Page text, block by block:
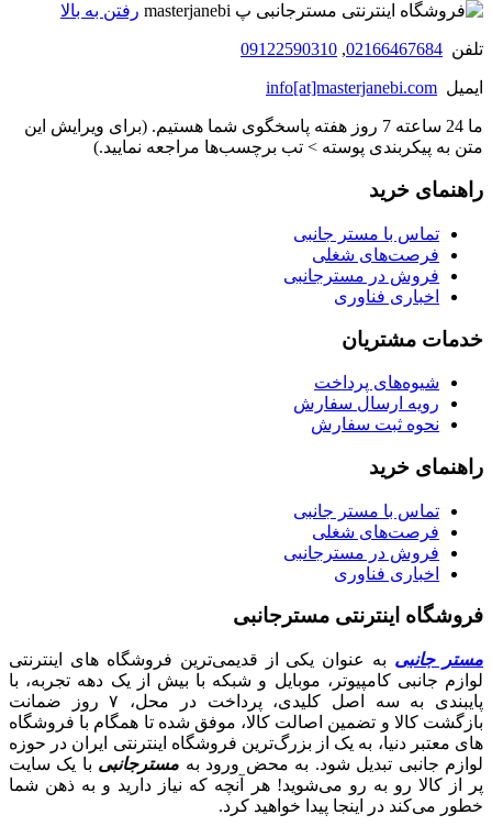
رفتن به بالا
تلفن 02166467684
,
09122590310
ایمیل info[at]masterjanebi.com
ما 24 ساعته 7 روز هفته پاسخگوی شما هستیم. (برای ویرایش این
متن به پیکربندی پوسته > تب برچسب‌ها مراجعه نمایید.)
راهنمای خرید
تماس با مستر جانبی
فرصت‌های شغلی
فروش در مسترجانبی
اخباری فناوری
خدمات مشتریان
شیوه‌های پرداخت
رویه ارسال سفارش
نحوه ثبت سفارش
راهنمای خرید
تماس با مستر جانبی
فرصت‌های شغلی
فروش در مسترجانبی
اخباری فناوری
فروشگاه اینترنتی مسترجانبی
مستر جانبی به عنوان یکی از قدیمی‌ترین فروشگاه های اینترنتی
لوازم جانبی کامپیوتر، موبایل و شبکه با بیش از یک دهه تجربه، با
پایبندی به سه اصل کلیدی، پرداخت در محل، ۷ روز ضمانت
بازگشت کالا و تضمین اصالت کالا، موفق شده تا همگام با فروشگاه‌
های معتبر دنیا، به یک از بزرگ‌ترین فروشگاه اینترنتی ایران در حوزه
لوازم جانبی تبدیل شود. به محض ورود به مسترجانبی با یک سایت
پر از کالا رو به رو می‌شوید! هر آنچه که نیاز دارید و به ذهن شما
خطور می‌کند در اینجا پیدا خواهید کرد.